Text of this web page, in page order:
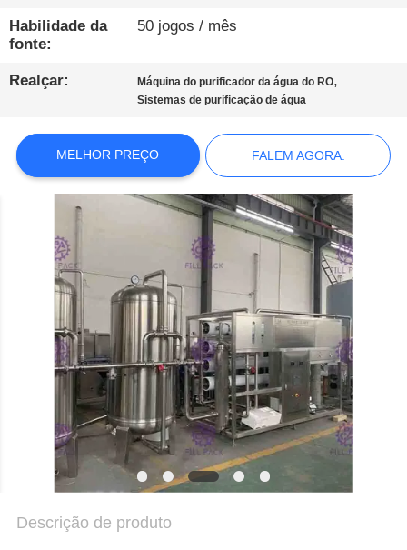
MAPA
SITE
POLÍTICA
DE
PRIVACIDADE
Habilidade da
fonte:
50 jogos / mês
Realçar: Máquina do purificador da água do RO,
Sistemas de purificação de água
MELHOR PREÇO FALEM AGORA.
Descrição de produto